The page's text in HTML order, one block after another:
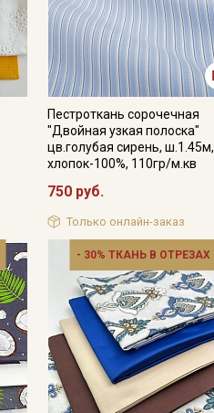
Пестроткань сорочечная
"Двойная узкая полоска"
цв.голубая сирень, ш.1.45м,
хлопок-100%, 110гр/м.кв
750 руб.
Только онлайн-заказ
- 30% ТКАНЬ В ОТРЕЗАХ